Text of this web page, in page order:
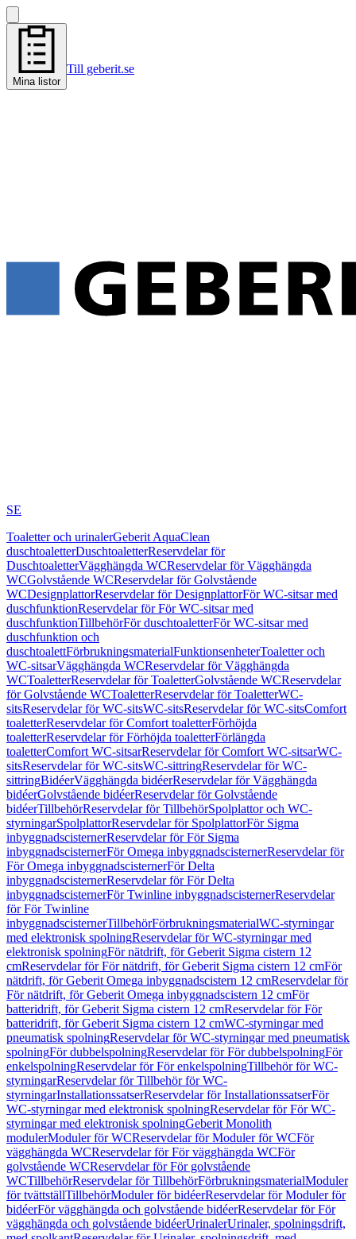
Mina listor
Till geberit.se
SE
Toaletter och urinalerGeberit AquaClean
duschtoaletterDuschtoaletterReservdelar för
DuschtoaletterVägghängda WCReservdelar för Vägghängda
WCGolvstående WCReservdelar för Golvstående
WCDesignplattorReservdelar för DesignplattorFör WC-sitsar med
duschfunktionReservdelar för För WC-sitsar med
duschfunktionTillbehörFör duschtoaletterFör WC-sitsar med
duschfunktion och
duschtoalettFörbrukningsmaterialFunktionsenheterToaletter och
WC-sitsarVägghängda WCReservdelar för Vägghängda
WCToaletterReservdelar för ToaletterGolvstående WCReservdelar
för Golvstående WCToaletterReservdelar för ToaletterWC-
sitsReservdelar för WC-sitsWC-sitsReservdelar för WC-sitsComfort
toaletterReservdelar för Comfort toaletterFörhöjda
toaletterReservdelar för Förhöjda toaletterFörlängda
toaletterComfort WC-sitsarReservdelar för Comfort WC-sitsarWC-
sitsReservdelar för WC-sitsWC-sittringReservdelar för WC-
sittringBidéerVägghängda bidéerReservdelar för Vägghängda
bidéerGolvstående bidéerReservdelar för Golvstående
bidéerTillbehörReservdelar för TillbehörSpolplattor och WC-
styrningarSpolplattorReservdelar för SpolplattorFör Sigma
inbyggnadscisternerReservdelar för För Sigma
inbyggnadscisternerFör Omega inbyggnadscisternerReservdelar för
För Omega inbyggnadscisternerFör Delta
inbyggnadscisternerReservdelar för För Delta
inbyggnadscisternerFör Twinline inbyggnadscisternerReservdelar
för För Twinline
inbyggnadscisternerTillbehörFörbrukningsmaterialWC-styrningar
med elektronisk spolningReservdelar för WC-styrningar med
elektronisk spolningFör nätdrift, för Geberit Sigma cistern 12
cmReservdelar för För nätdrift, för Geberit Sigma cistern 12 cmFör
nätdrift, för Geberit Omega inbyggnadscistern 12 cmReservdelar för
För nätdrift, för Geberit Omega inbyggnadscistern 12 cmFör
batteridrift, för Geberit Sigma cistern 12 cmReservdelar för För
batteridrift, för Geberit Sigma cistern 12 cmWC-styrningar med
pneumatisk spolningReservdelar för WC-styrningar med pneumatisk
spolningFör dubbelspolningReservdelar för För dubbelspolningFör
enkelspolningReservdelar för För enkelspolningTillbehör för WC-
styrningarReservdelar för Tillbehör för WC-
styrningarInstallationssatserReservdelar för InstallationssatserFör
WC-styrningar med elektronisk spolningReservdelar för För WC-
styrningar med elektronisk spolningGeberit Monolith
modulerModuler för WCReservdelar för Moduler för WCFör
vägghängda WCReservdelar för För vägghängda WCFör
golvstående WCReservdelar för För golvstående
WCTillbehörReservdelar för TillbehörFörbrukningsmaterialModuler
för tvättställTillbehörModuler för bidéerReservdelar för Moduler för
bidéerFör vägghängda och golvstående bidéerReservdelar för För
vägghängda och golvstående bidéerUrinalerUrinaler, spolningsdrift,